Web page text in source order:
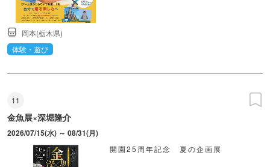
岡本(栃木県)
体験・遊び
11
金魚展×深堀隆介
2026/07/15(水) ～ 08/31(月)
開園25周年記念 夏の企画展